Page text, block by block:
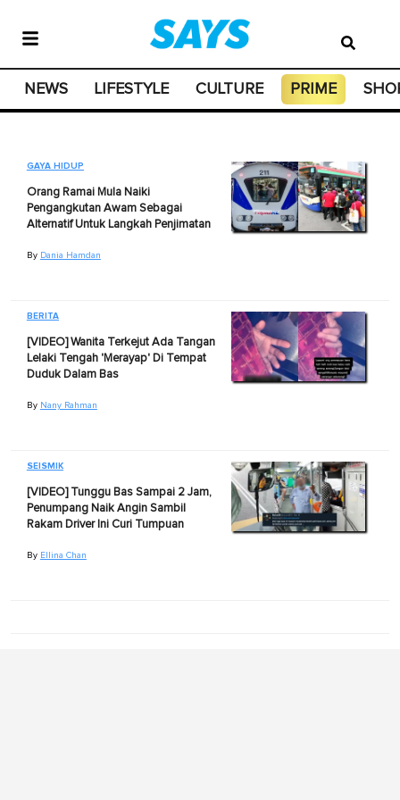
NEWS LIFESTYLE CULTURE PRIME
GAYA HIDUP
Orang Ramai Mula Naiki
Pengangkutan Awam Sebagai
Alternatif Untuk Langkah Penjimatan
By Dania Hamdan
BERITA
[VIDEO] Wanita Terkejut Ada Tangan
Lelaki Tengah 'Merayap' Di Tempat
Duduk Dalam Bas
By Nany Rahman
SEISMIK
[VIDEO] Tunggu Bas Sampai 2 Jam,
Penumpang Naik Angin Sambil
Rakam Driver Ini Curi Tumpuan
By Ellina Chan